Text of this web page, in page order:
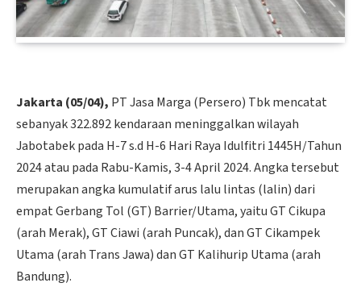
Jakarta (05/04), PT Jasa Marga (Persero) Tbk mencatat
sebanyak 322.892 kendaraan meninggalkan wilayah
Jabotabek pada H-7 s.d H-6 Hari Raya Idulfitri 1445H/Tahun
2024 atau pada Rabu-Kamis, 3-4 April 2024. Angka tersebut
merupakan angka kumulatif arus lalu lintas (lalin) dari
empat Gerbang Tol (GT) Barrier/Utama, yaitu GT Cikupa
(arah Merak), GT Ciawi (arah Puncak), dan GT Cikampek
Utama (arah Trans Jawa) dan GT Kalihurip Utama (arah
Bandung).